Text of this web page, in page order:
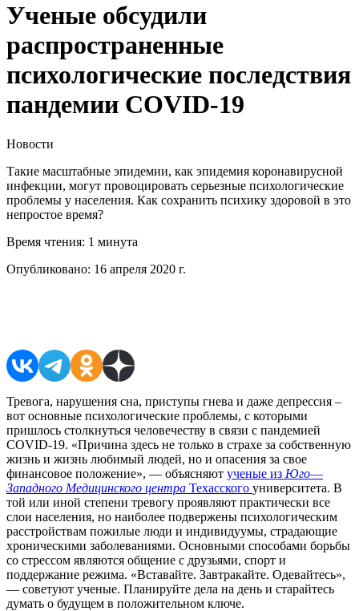
Ученые обсудили
распространенные
психологические последствия
пандемии COVID-19
Новости
Такие масштабные эпидемии, как эпидемия коронавирусной
инфекции, могут провоцировать серьезные психологические
проблемы у населения. Как сохранить психику здоровой в это
непростое время?
Время чтения: 1 минута
Опубликовано: 16 апреля 2020 г.
Тревога, нарушения сна, приступы гнева и даже депрессия –
вот основные психологические проблемы, с которыми
пришлось столкнуться человечеству в связи с пандемией
COVID-19. «Причина здесь не только в страхе за собственную
жизнь и жизнь любимый людей, но и опасения за свое
финансовое положение», — объясняют ученые из Юго—
Западного Медицинского центра Техасского университета. В
той или иной степени тревогу проявляют практически все
слои населения, но наиболее подвержены психологическим
расстройствам пожилые люди и индивидуумы, страдающие
хроническими заболеваниями. Основными способами борьбы
со стрессом являются общение с друзьями, спорт и
поддержание режима. «Вставайте. Завтракайте. Одевайтесь»,
— советуют ученые. Планируйте дела на день и старайтесь
думать о будущем в положительном ключе.